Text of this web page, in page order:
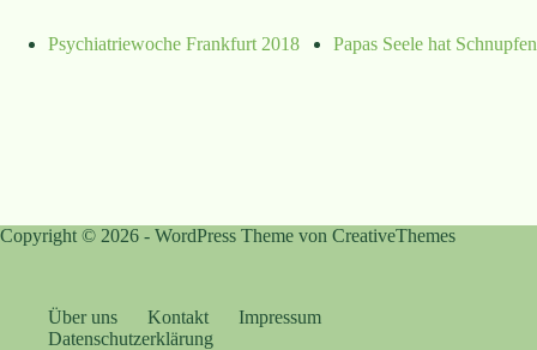
Psychiatriewoche Frankfurt 2018 Papas Seele hat Schnupfen
Copyright © 2026 - WordPress Theme von CreativeThemes
Über uns Kontakt
Impressum
Datenschutzerklärung